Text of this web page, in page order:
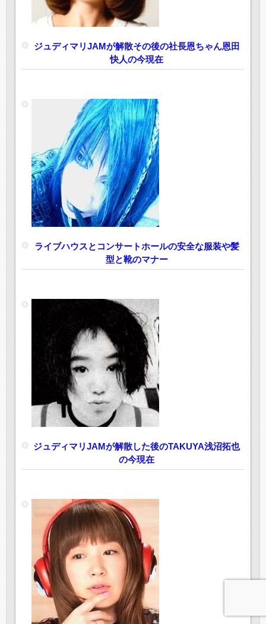
ジュディマリJAMが解散その後の社長恩ちゃん恩田
快人の今現在
ライブハウスとコンサートホールの安全な服装や髪
型と靴のマナー
ジュディマリJAMが解散した後のTAKUYA浅沼拓也
の今現在